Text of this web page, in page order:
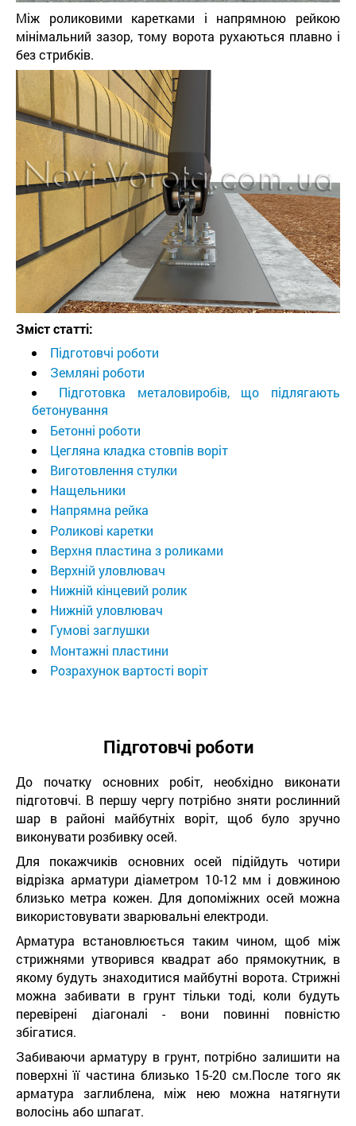
Між роликовими каретками і напрямною рейкою
мінімальний зазор, тому ворота рухаються плавно і
без стрибків.
Зміст статті:
Підготовчі роботи
Земляні роботи
Підготовка металовиробів, що підлягають
бетонування
Бетонні роботи
Цегляна кладка стовпів воріт
Виготовлення стулки
Нащельники
Напрямна рейка
Роликові каретки
Верхня пластина з роликами
Верхній уловлювач
Нижній кінцевий ролик
Нижній уловлювач
Гумові заглушки
Монтажні пластини
Розрахунок вартості воріт
Підготовчі роботи
До початку основних робіт, необхідно виконати
підготовчі. В першу чергу потрібно зняти рослинний
шар в районі майбутніх воріт, щоб було зручно
виконувати розбивку осей.
Для покажчиків основних осей підійдуть чотири
відрізка арматури діаметром 10-12 мм і довжиною
близько метра кожен. Для допоміжних осей можна
використовувати зварювальні електроди.
Арматура встановлюється таким чином, щоб між
стрижнями утворився квадрат або прямокутник, в
якому будуть знаходитися майбутні ворота. Стрижні
можна забивати в грунт тільки тоді, коли будуть
перевірені діагоналі - вони повинні повністю
збігатися.
Забиваючи арматуру в грунт, потрібно залишити на
поверхні її частина близько 15-20 см.После того як
арматура заглиблена, між нею можна натягнути
волосінь або шпагат.